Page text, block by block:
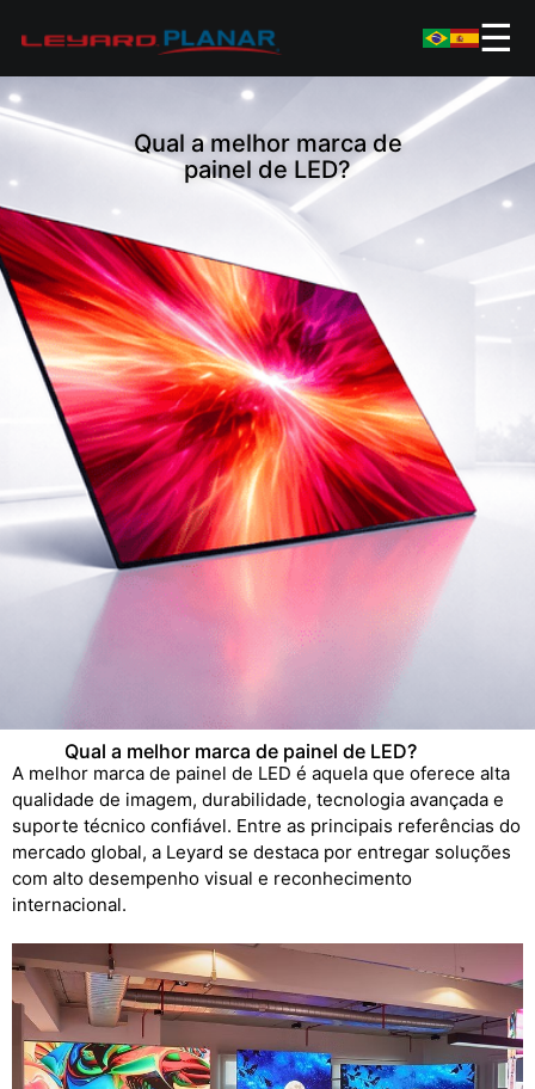
☰
Qual a melhor marca de
painel de LED?
Qual a melhor marca de painel de LED?
A melhor marca de painel de LED é aquela que oferece alta
qualidade de imagem, durabilidade, tecnologia avançada e
suporte técnico confiável. Entre as principais referências do
mercado global, a Leyard se destaca por entregar soluções
com alto desempenho visual e reconhecimento
internacional.